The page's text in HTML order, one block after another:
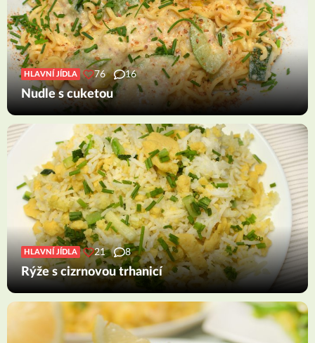
HLAVNÍ JÍDLA 76 16
Nudle s cuketou
HLAVNÍ JÍDLA 21 8
Rýže s cizrnovou trhanicí